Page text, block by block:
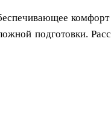
подготовки.